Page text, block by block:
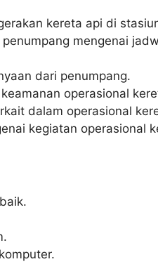
kereta api di
mengenai
dari penumpang.
operasional
dalam operasional
kegiatan operasional